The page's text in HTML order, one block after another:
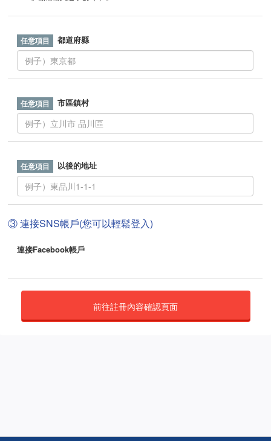
都道府縣
市區鎮村
以後的地址
③ 連接SNS帳戶(您可以輕鬆登入)
連接Facebook帳戶